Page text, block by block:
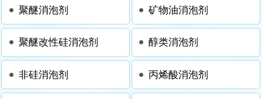
聚醚消泡剂 矿物油消泡剂
聚醚改性硅消泡剂 醇类消泡剂
非硅消泡剂 丙烯酸消泡剂